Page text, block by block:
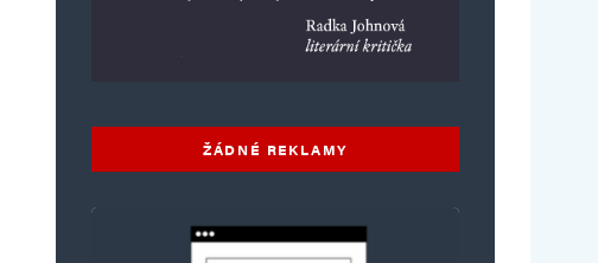
ŽÁDNÉ REKLAMY